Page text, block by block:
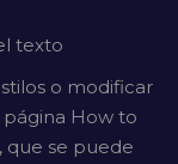
texto
o modificar
How to
que se puede